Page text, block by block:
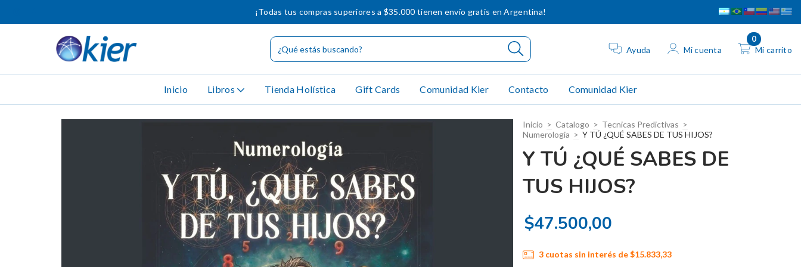
¡Todas tus compras superiores a $35.000 tienen envío gratis en Argentina!
Ayuda Mi cuenta Mi carrito
0
Inicio Libros Tienda Holística Gift Cards Comunidad Kier Contacto Comunidad Kier
Inicio > Catalogo > Tecnicas Predictivas >
Numerologia > Y TÚ ¿QUÉ SABES DE TUS HIJOS?
Y TÚ ¿QUÉ SABES DE
TUS HIJOS?
$47.500,00
3 cuotas sin interés de$15.833,33